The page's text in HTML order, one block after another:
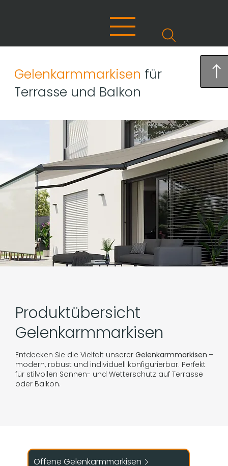
Gelenkarmmarkisen für
Terrasse und Balkon
Produktübersicht
Gelenkarmmarkisen
Entdecken Sie die Vielfalt unsererGelenkarmmarkisen –
modern, robust und individuell konfigurierbar. Perfekt
für stilvollen Sonnen- und Wetterschutz auf Terrasse
oder Balkon.